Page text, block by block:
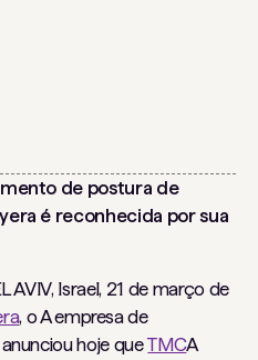
de postura de
é reconhecida por sua
AVIV, Israel, 21 de março de
, oA empresa de
hoje queTMCA